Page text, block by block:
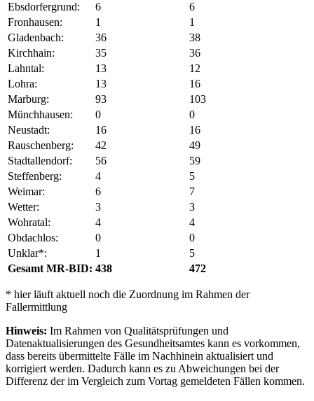
Ebsdorfergrund:
6
6
Fronhausen:
1
1
Gladenbach:
36
38
Kirchhain:
35
36
Lahntal:
13
12
Lohra:
13
16
Marburg:
93
103
Münchhausen:
0
0
Neustadt:
16
16
Rauschenberg:
42
49
Stadtallendorf:
56
59
Steffenberg:
4
5
Weimar:
6
7
Wetter:
3
3
Wohratal:
4
4
Obdachlos:
0
0
Unklar*:
1
5
Gesamt MR-BID: 438 472
* hier läuft aktuell noch die Zuordnung im Rahmen der
Fallermittlung
Hinweis: Im Rahmen von Qualitätsprüfungen und
Datenaktualisierungen des Gesundheitsamtes kann es vorkommen,
dass bereits übermittelte Fälle im Nachhinein aktualisiert und
korrigiert werden. Dadurch kann es zu Abweichungen bei der
Differenz der im Vergleich zum Vortag gemeldeten Fällen kommen.